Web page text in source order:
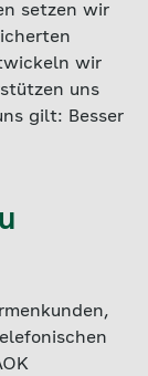
setzen wir
wir
uns
gilt: Besser